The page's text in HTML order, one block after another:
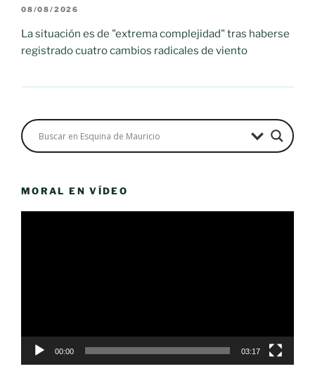
08/08/2026
La situación es de "extrema complejidad" tras haberse
registrado cuatro cambios radicales de viento
MORAL EN VÍDEO
00:00 03:17